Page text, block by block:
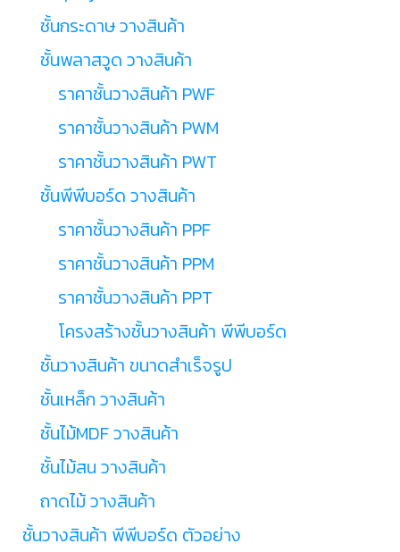
ชั้นกระดาษ วางสินค้า
ชั้นพลาสวูด วางสินค้า
ราคาชั้นวางสินค้า PWF
ราคาชั้นวางสินค้า PWM
ราคาชั้นวางสินค้า PWT
ชั้นพีพีบอร์ด วางสินค้า
ราคาชั้นวางสินค้า PPF
ราคาชั้นวางสินค้า PPM
ราคาชั้นวางสินค้า PPT
โครงสร้างชั้นวางสินค้า พีพีบอร์ด
ชั้นวางสินค้า ขนาดสำเร็จรูป
ชั้นเหล็ก วางสินค้า
ชั้นไม้MDF วางสินค้า
ชั้นไม้สน วางสินค้า
ถาดไม้ วางสินค้า
ชั้นวางสินค้า พีพีบอร์ด ตัวอย่าง